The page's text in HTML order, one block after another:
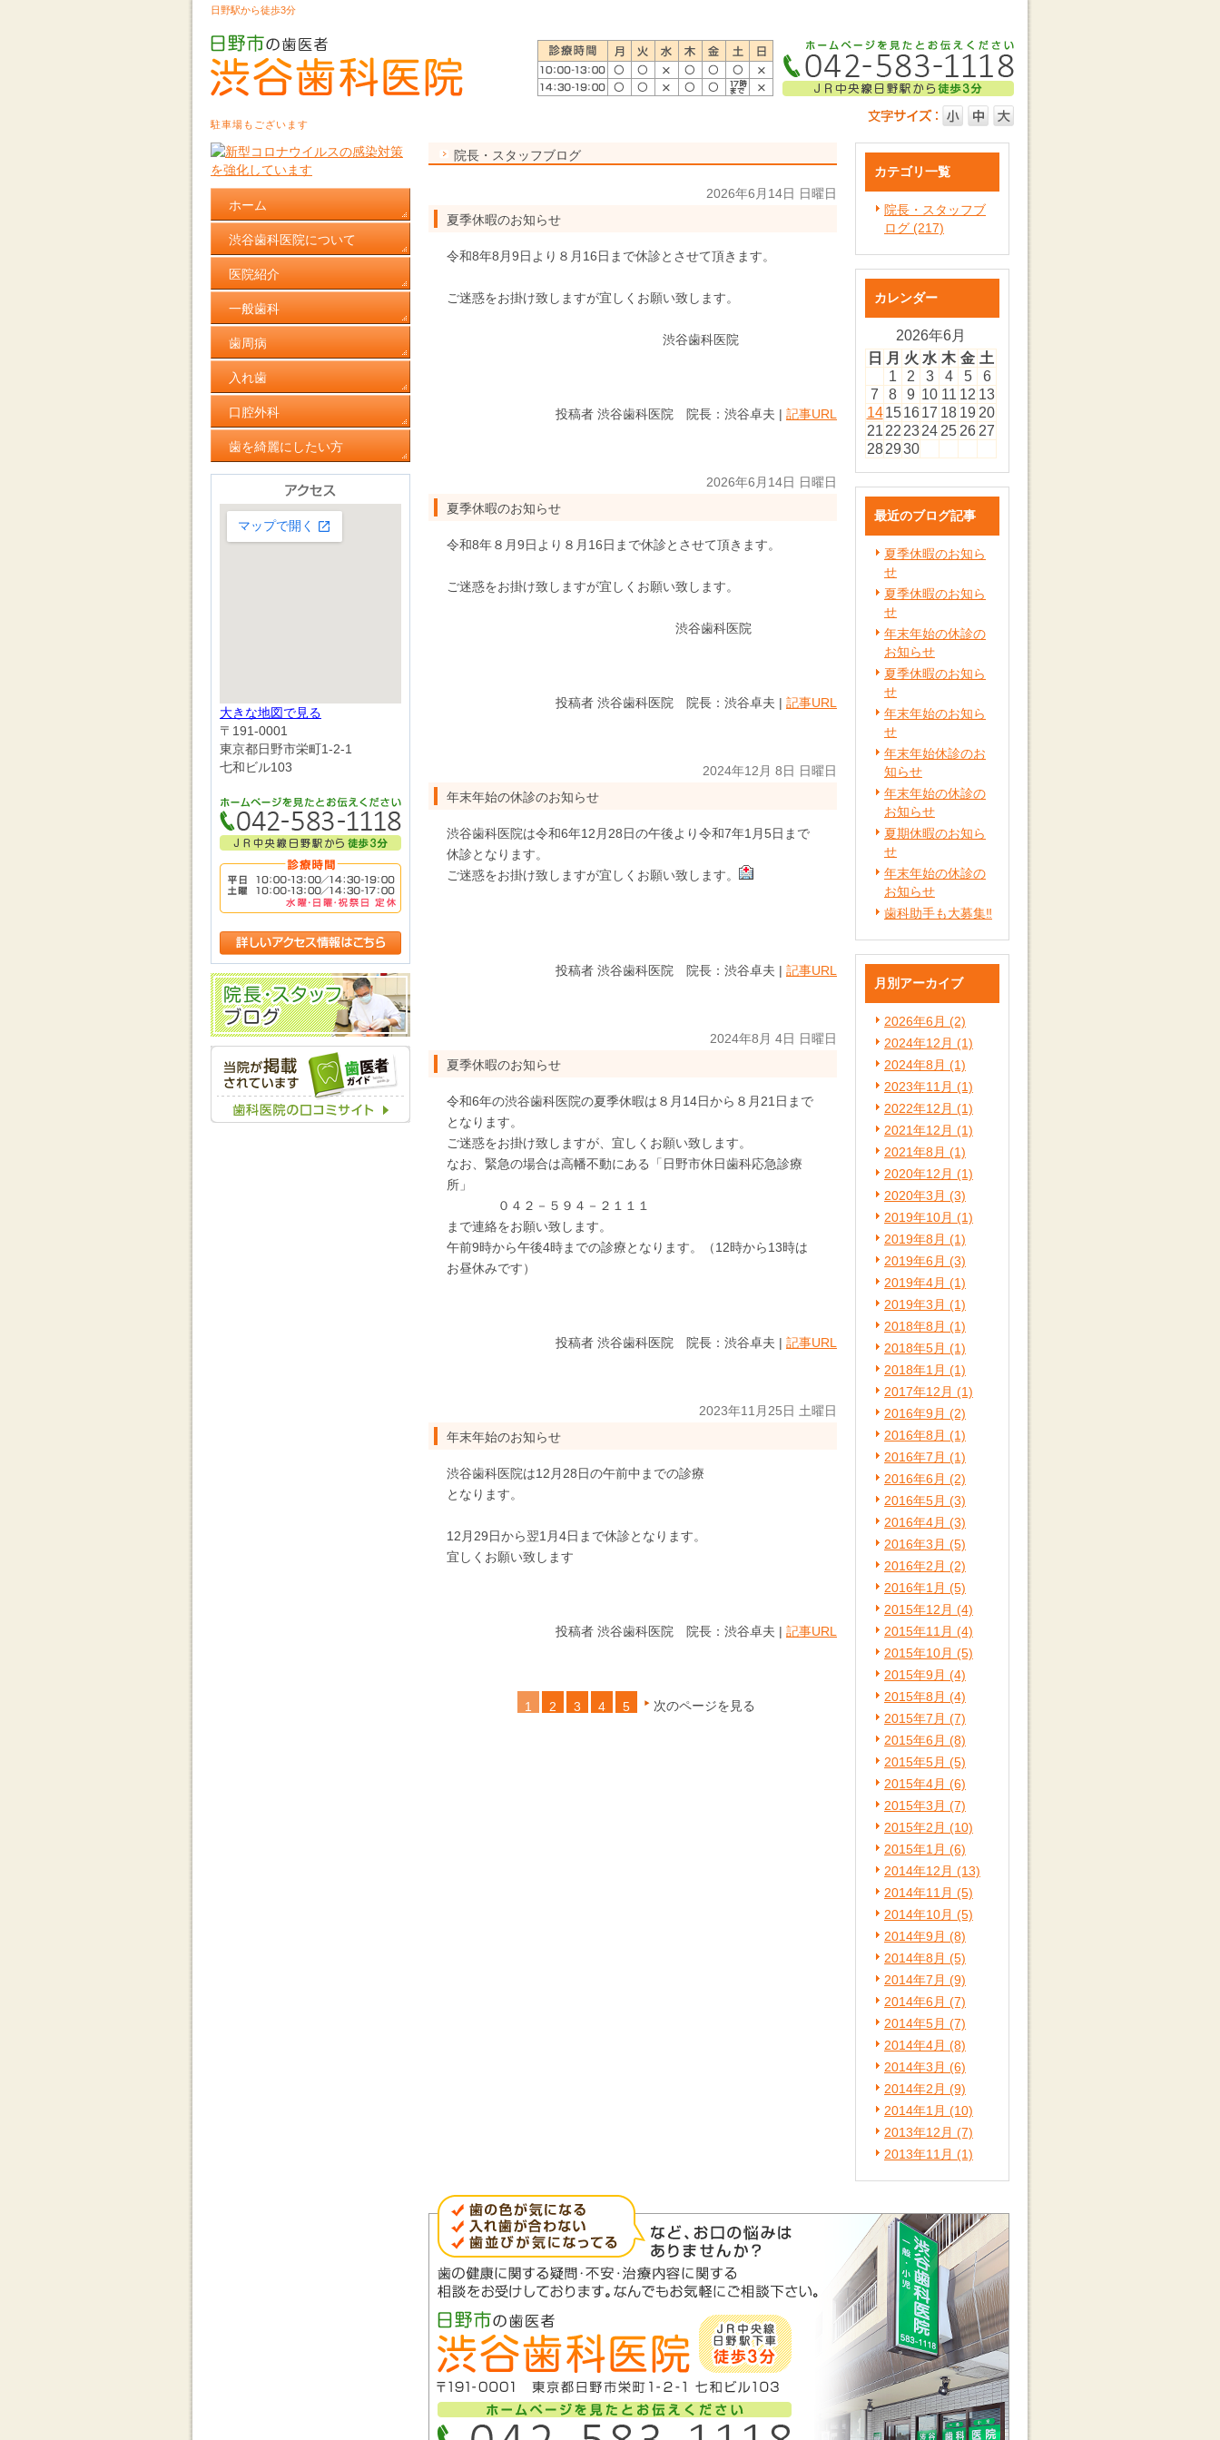
日野駅から徒歩3分
駐車場もございます
院長・スタッフブログ
2026年6月14日 日曜日
夏季休暇のお知らせ
令和8年8月9日より８月16日まで休診とさせて頂きます。
ご迷惑をお掛け致しますが宜しくお願い致します。
渋谷歯科医院
投稿者 渋谷歯科医院 院長：渋谷卓夫 | 記事URL
2026年6月14日 日曜日
夏季休暇のお知らせ
令和8年８月9日より８月16日まで休診とさせて頂きます。
ご迷惑をお掛け致しますが宜しくお願い致します。
渋谷歯科医院
投稿者 渋谷歯科医院 院長：渋谷卓夫 | 記事URL
2024年12月 8日 日曜日
年末年始の休診のお知らせ
渋谷歯科医院は令和6年12月28日の午後より令和7年1月5日まで
休診となります。
ご迷惑をお掛け致しますが宜しくお願い致します。
投稿者 渋谷歯科医院 院長：渋谷卓夫 | 記事URL
2024年8月 4日 日曜日
夏季休暇のお知らせ
令和6年の渋谷歯科医院の夏季休暇は８月14日から８月21日まで
となります。
ご迷惑をお掛け致しますが、宜しくお願い致します。
なお、緊急の場合は高幡不動にある「日野市休日歯科応急診療
所」
０４２－５９４－２１１１
まで連絡をお願い致します。
午前9時から午後4時までの診療となります。（12時から13時は
お昼休みです）
投稿者 渋谷歯科医院 院長：渋谷卓夫 | 記事URL
2023年11月25日 土曜日
年末年始のお知らせ
渋谷歯科医院は12月28日の午前中までの診療
となります。
12月29日から翌1月4日まで休診となります。
宜しくお願い致します
投稿者 渋谷歯科医院 院長：渋谷卓夫 | 記事URL
1 2 3 4 5 次のページを見る
カテゴリ一覧
院長・スタッフブ
ログ (217)
カレンダー
2026年6月
日
月 火 水 木 金 土
1
2 3 4 5
6
7
8 9 10 11 12 13
14 15 16 17 18 19 20
21 22 23 24 25 26 27
28 2930
最近のブログ記事
夏季休暇のお知ら
せ
夏季休暇のお知ら
せ
年末年始の休診の
お知らせ
夏季休暇のお知ら
せ
年末年始のお知ら
せ
年末年始休診のお
知らせ
年末年始の休診の
お知らせ
夏期休暇のお知ら
せ
年末年始の休診の
お知らせ
歯科助手も大募集‼️
月別アーカイブ
2026年6月 (2)
2024年12月 (1)
2024年8月 (1)
2023年11月 (1)
2022年12月 (1)
2021年12月 (1)
2021年8月 (1)
2020年12月 (1)
2020年3月 (3)
2019年10月 (1)
2019年8月 (1)
2019年6月 (3)
2019年4月 (1)
2019年3月 (1)
2018年8月 (1)
2018年5月 (1)
2018年1月 (1)
2017年12月 (1)
2016年9月 (2)
2016年8月 (1)
2016年7月 (1)
2016年6月 (2)
2016年5月 (3)
2016年4月 (3)
2016年3月 (5)
2016年2月 (2)
2016年1月 (5)
2015年12月 (4)
2015年11月 (4)
2015年10月 (5)
2015年9月 (4)
2015年8月 (4)
2015年7月 (7)
2015年6月 (8)
2015年5月 (5)
2015年4月 (6)
2015年3月 (7)
2015年2月 (10)
2015年1月 (6)
2014年12月 (13)
2014年11月 (5)
2014年10月 (5)
2014年9月 (8)
2014年8月 (5)
2014年7月 (9)
2014年6月 (7)
2014年5月 (7)
2014年4月 (8)
2014年3月 (6)
2014年2月 (9)
2014年1月 (10)
2013年12月 (7)
2013年11月 (1)
ホーム
渋谷歯科医院について
医院紹介
一般歯科
歯周病
入れ歯
口腔外科
歯を綺麗にしたい方
大きな地図で見る
〒191-0001
東京都日野市栄町1-2-1
七和ビル103